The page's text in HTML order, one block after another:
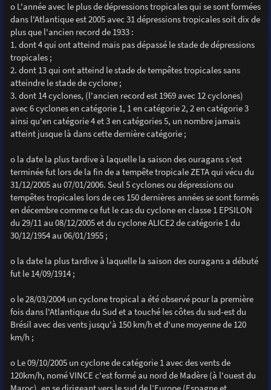
o L'année avec le plus de dépressions tropicales qui se sont formées
dans l'Atlantique est 2005 avec 31 dépressions tropicales soit dix de
plus que l'ancien record de 1933 :
1. dont 4 qui ont atteind mais pas dépassé le stade de dépressions
tropicales ;
2. dont 13 qui ont atteind le stade de tempêtes tropicales sans
atteindre le stade de cyclone ;
3. dont 14 cyclones, (l'ancien record est 1969 avec 12 cyclones)
avec 6 cyclones en catégorie 1, 1 en catégorie 2, 2 en catégorie 3
ainsi qu'en catégorie 4 et 3 en catégories 5, un nombre jamais
atteint jusque là dans cette dernière catégorie ;
o la date la plus tardive à laquelle la saison des ouragans s’est
terminée fut lors de la fin de a tempête tropicale ZETA qui vécu du
31/12/2005 au 07/01/2006. Seul 5 cyclones ou dépressions ou
tempêtes tropicales lors de ces 150 dernières années se sont formés
en décembre comme ce fut le cas du cyclone en classe 1 EPSILON
du 29/11 au 08/12/2005 et du cyclone ALICE2 de catégorie 1 du
30/12/1954 au 06/01/1955 ;
o la date la plus tardive à laquelle la saison des ouragans a débuté
fut le 14/09/1914 ;
o le 28/03/2004 un cyclone tropical a été observé pour la première
fois dans l'Atlantique du Sud et a touché les côtes du sud-est du
Brésil avec des vents jusqu'à 150 km/h et d'une moyenne de 120
km/h ;
o Le 09/10/2005 un cyclone de catégorie 1 avec des vents de
120km/h, nomé VINCE c'est formé au nord de Madère (à l'ouest du